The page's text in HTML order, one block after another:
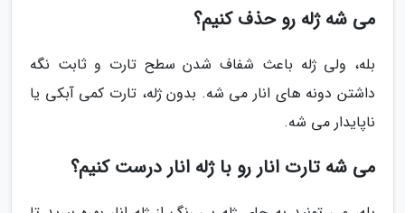
می شه ژله رو حذف کنیم؟
بله، ولی ژله باعث شفاف شدن سطح تارت و ثابت نگه
داشتن دونه های انار می شه. بدون ژله، تارت کمی آبکی یا
ناپایدار می شه.
می شه تارت انار رو با ژله انار درست کنیم؟